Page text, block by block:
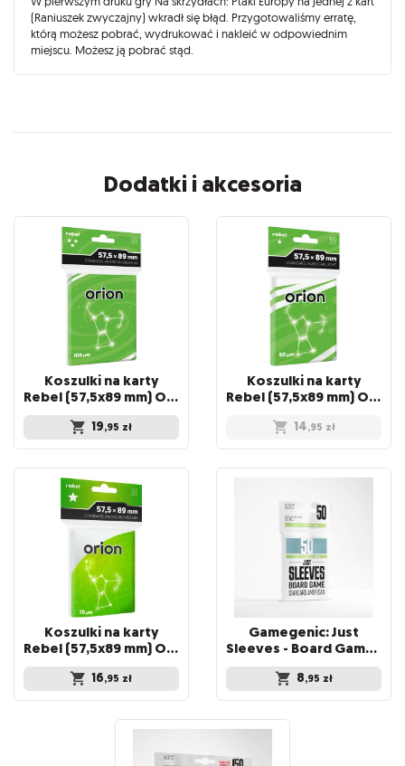
(Raniuszek zwyczajny) wkradł się błąd. Przygotowaliśmy erratę,
którą możesz pobrać, wydrukować i nakleić w odpowiednim
miejscu. Możesz ją pobrać stąd.
Dodatki i akcesoria
Koszulki na karty
Rebel (57,5x89 mm) Orion Premium, 100 sztuk
19,95 zł
Koszulki na karty
Rebel (57,5x89 mm) Orion Light, 100 sztuk
14,95 zł
Koszulki na karty
Rebel (57,5x89 mm) Orion Medium, 100 sztuk
16,95 zł
Gamegenic: Just
Sleeves - Board Game Sleeves (59 x 91 mm) 50 sztuk, Clear
8,95 zł